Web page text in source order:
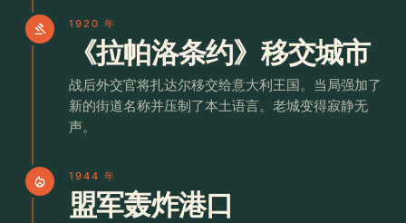
gavel 1920 年
《拉帕洛条约》移交城市
战后外交官将扎达尔移交给意大利王国。当局强加了
新的街道名称并压制了本土语言。老城变得寂静无
声。
local_fire_department 1944 年
盟军轰炸港口